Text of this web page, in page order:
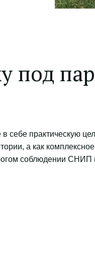
под
практическую
а как
соблюдении СНИП